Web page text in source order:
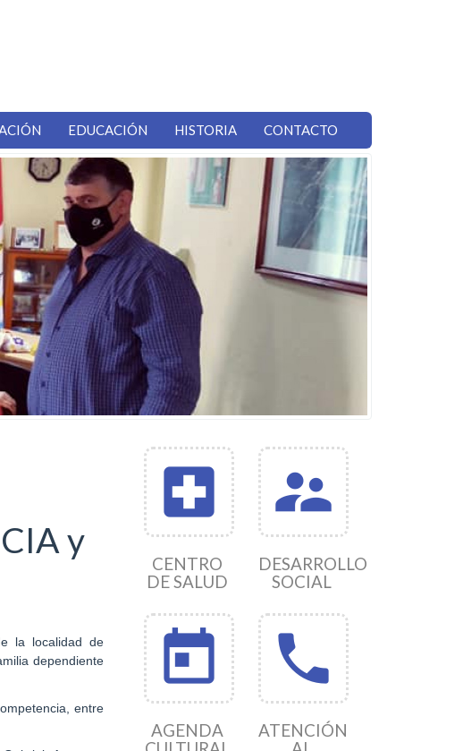
EDUCACIÓN HISTORIA CONTACTO
y
la localidad de
dependiente
entre
local_hospital
CENTRO
DE SALUD
supervisor_account
DESARROLLO
SOCIAL
today
AGENDA
phone
ATENCIÓN